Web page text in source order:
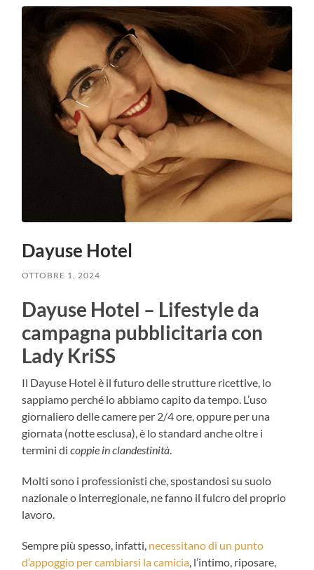
Dayuse Hotel
OTTOBRE 1, 2024
Dayuse Hotel – Lifestyle da
campagna pubblicitaria con
Lady KriSS
Il Dayuse Hotel è il futuro delle strutture ricettive, lo
sappiamo perché lo abbiamo capito da tempo. L’uso
giornaliero delle camere per 2/4 ore, oppure per una
giornata (notte esclusa), è lo standard anche oltre i
termini dicoppie inclandestinità.
Molti sono i professionisti che, spostandosi su suolo
nazionale o interregionale, ne fanno il fulcro del proprio
lavoro.
Sempre più spesso, infatti, necessitano di un punto
d’appoggio per cambiarsi la camicia, l’intimo, riposare,